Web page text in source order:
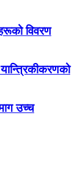
विवरण
उच्च